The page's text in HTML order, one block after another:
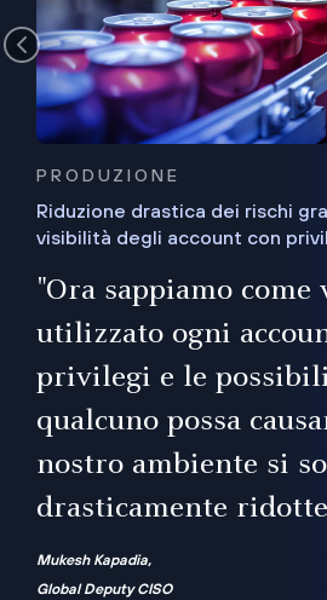
PRODUZIONE
Riduzione drastica dei rischi
visibilità degli account con
"Ora sappiamo come
utilizzato ogni
privilegi e le
qualcuno possa
nostro ambiente si
drasticamente
Mukesh Kapadia,
Global Deputy CISO